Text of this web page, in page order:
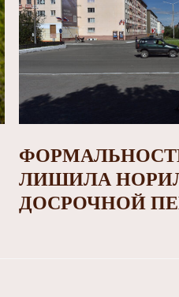
ЛИШИЛА
ДОСРОЧНОЙ